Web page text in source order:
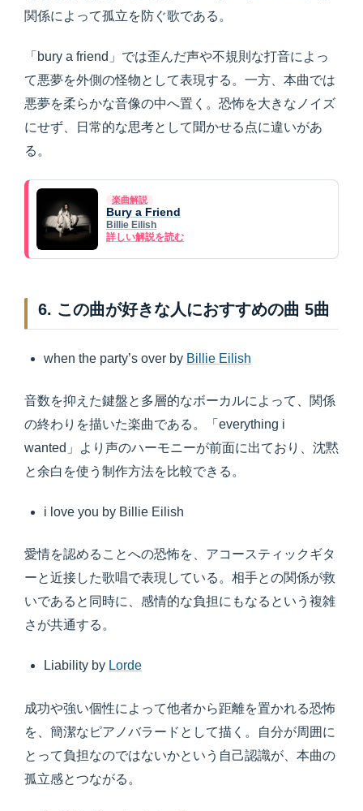
関係によって孤立を防ぐ歌である。
「bury a friend」では歪んだ声や不規則な打音によっ
て悪夢を外側の怪物として表現する。一方、本曲では
悪夢を柔らかな音像の中へ置く。恐怖を大きなノイズ
にせず、日常的な思考として聞かせる点に違いがあ
る。
楽曲解説
Bury a Friend
Billie Eilish
詳しい解説を読む
6. この曲が好きな人におすすめの曲 5曲
when the party’s over by Billie Eilish
音数を抑えた鍵盤と多層的なボーカルによって、関係
の終わりを描いた楽曲である。「everything i
wanted」より声のハーモニーが前面に出ており、沈黙
と余白を使う制作方法を比較できる。
i love you by Billie Eilish
愛情を認めることへの恐怖を、アコースティックギタ
ーと近接した歌唱で表現している。相手との関係が救
いであると同時に、感情的な負担にもなるという複雑
さが共通する。
Liability by Lorde
成功や強い個性によって他者から距離を置かれる恐怖
を、簡潔なピアノバラードとして描く。自分が周囲に
とって負担なのではないかという自己認識が、本曲の
孤立感とつながる。